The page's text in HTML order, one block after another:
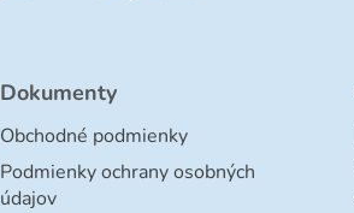
Dokumenty
Obchodné podmienky
Podmienky ochrany osobných
údajov